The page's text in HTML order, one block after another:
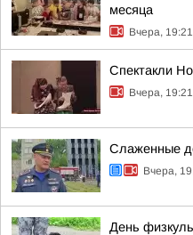
месяца
Вчера, 19:21
Спектакли
Вчера, 19:21
Слаженные
Вчера,
День